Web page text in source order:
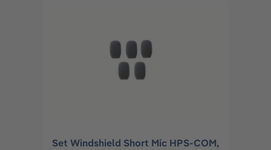
Set Windshield Short Mic HPS-COM,